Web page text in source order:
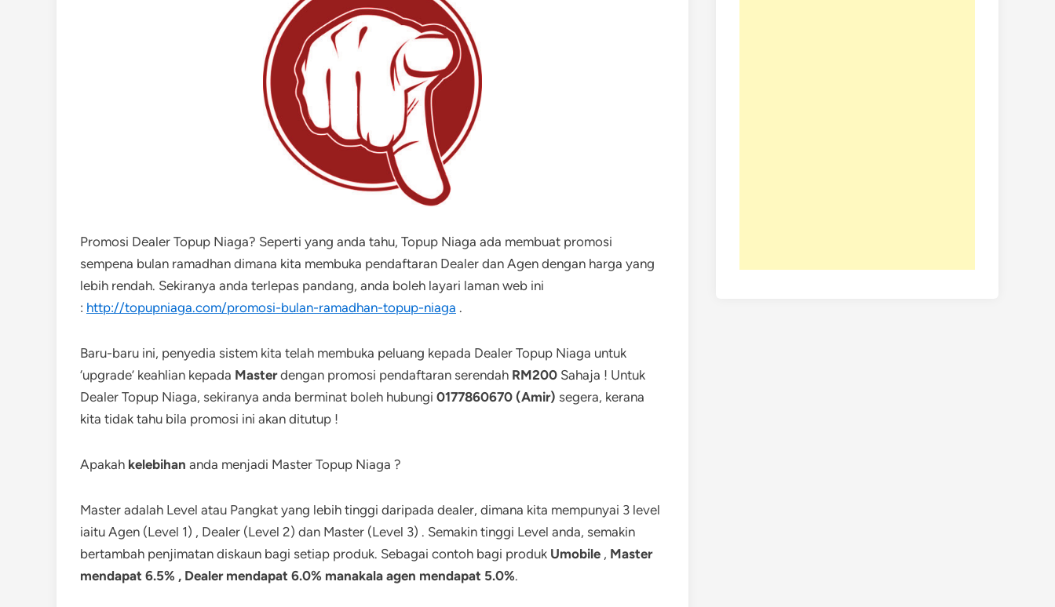
Promosi Dealer Topup Niaga? Seperti yang anda tahu, Topup Niaga ada membuat promosi
sempena bulan ramadhan dimana kita membuka pendaftaran Dealer dan Agen dengan harga yang
lebih rendah. Sekiranya anda terlepas pandang, anda boleh layari laman web ini
: http://topupniaga.com/promosi-bulan-ramadhan-topup-niaga .
Baru-baru ini, penyedia sistem kita telah membuka peluang kepada Dealer Topup Niaga untuk
‘upgrade’ keahlian kepada Masterdengan promosi pendaftaran serendah RM200 Sahaja ! Untuk
Dealer Topup Niaga, sekiranya anda berminat boleh hubungi 0177860670 (Amir) segera, kerana
kita tidak tahu bila promosi ini akan ditutup !
Apakah kelebihan anda menjadi Master Topup Niaga ?
Master adalah Level atau Pangkat yang lebih tinggi daripada dealer, dimana kita mempunyai 3 level
iaitu Agen (Level 1) , Dealer (Level 2) dan Master (Level 3) . Semakin tinggi Level anda, semakin
bertambah penjimatan diskaun bagi setiap produk. Sebagai contoh bagi produk Umobile , Master
mendapat 6.5% , Dealer mendapat 6.0% manakala agen mendapat 5.0%.